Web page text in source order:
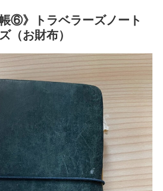
⑥》トラベラーズノート
（お財布）